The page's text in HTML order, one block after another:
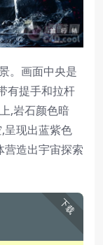
。画面中央是
有提手和拉杆
,岩石颜色暗
呈现出蓝紫色
营造出宇宙探索
下载